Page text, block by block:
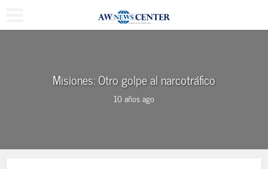
Misiones: Otro golpe al narcotráfico
10 años ago